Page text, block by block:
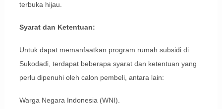
terbuka hijau.
Syarat dan Ketentuan:
Untuk dapat memanfaatkan program rumah subsidi di
Sukodadi, terdapat beberapa syarat dan ketentuan yang
perlu dipenuhi oleh calon pembeli, antara lain:
Warga Negara Indonesia (WNI).